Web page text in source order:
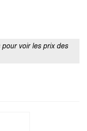
voir les prix des